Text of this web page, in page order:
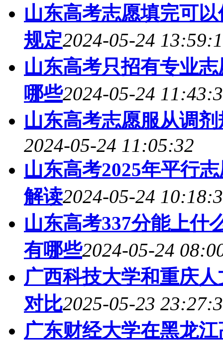
山东高考志愿填完可
规定2024-05-24
山东高考只招有专业
哪些2024-05-24
山东高考志愿服从调
2024-05-24 11:05:32
山东高考2025年平行
解读2024-05-24
山东高考337分能上什
有哪些2024-05-24
广西科技大学和重庆
对比2025-05-23
广东财经大学在黑龙